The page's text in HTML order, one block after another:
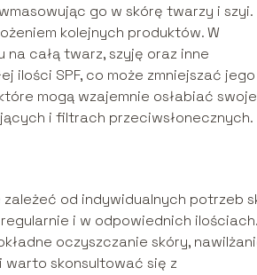
go w skórę twarzy i szyi.
kolejnych produktów. W
całą twarz, szyję oraz inne
ilości SPF, co może zmniejszać jego
mogą wzajemnie osłabiać swoje
i filtrach przeciwsłonecznych.
zależeć od indywidualnych potrzeb
i w odpowiednich ilościach.
oczyszczanie skóry,
warto skonsultować się z